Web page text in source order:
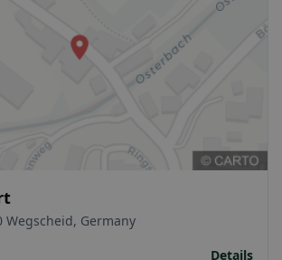
Wegscheid, Germany
Details